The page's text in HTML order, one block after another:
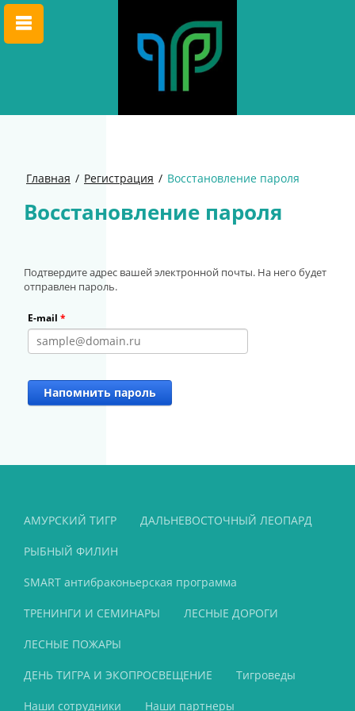
Главная / Регистрация / Восстановление пароля
Восстановление пароля
Подтвердите адрес вашей электронной почты. На него будет
отправлен пароль.
E-mail *
Напомнить пароль
АМУРСКИЙ ТИГР ДАЛЬНЕВОСТОЧНЫЙ ЛЕОПАРД
РЫБНЫЙ ФИЛИН
SMART антибраконьерская программа
ТРЕНИНГИ И СЕМИНАРЫ ЛЕСНЫЕ ДОРОГИ
ЛЕСНЫЕ ПОЖАРЫ
ДЕНЬ ТИГРА И ЭКОПРОСВЕЩЕНИЕ Тигроведы
Наши сотрудники Наши партнеры